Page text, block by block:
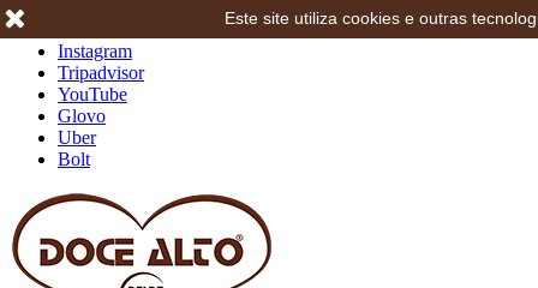
Instagram
Tripadvisor
YouTube
Glovo
Uber
Bolt
Este site utiliza cookies e outras